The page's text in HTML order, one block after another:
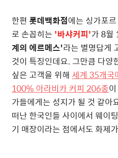
한편 롯데백화점에는 싱가포
로 손꼽히는 '바샤커피'가 8월
계의 에르메스'라는 별명답게
것이 특징인데요. 그만큼 다양
싶은 고객을 위해 세계 35개국
100% 아라비카 커피 206종
가들에게는 성지가 될 것 같아
떠난 한국인들 사이에서 웨이
기 매장이라는 점에서도 화제